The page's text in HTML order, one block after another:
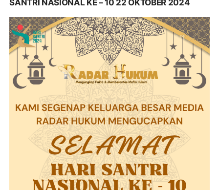
SANTRI NASIONAL KE – 10 22 OKTOBER 2024